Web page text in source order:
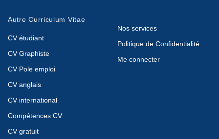
Autre Curriculum Vitae
CV étudiant
CV Graphiste
CV Pole emploi
CV anglais
CV international
Compétences CV
CV gratuit
Nos services
Politique de Confidentialité
Me connecter